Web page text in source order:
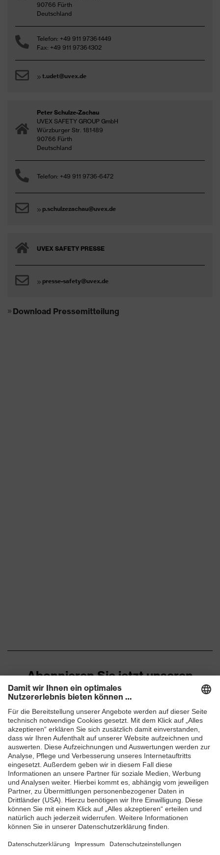
90766 Fürth
Deutschland
Telefon: +49 911 9736-1449
Fax: +49 911 9736-1302
t.udet@uvex.de
Peter Schulze-Zachau
UVEX SAFETY GROUP GmbH
Würzburger Str. 181-189
90766 Fürth
Deutschland
Telefon: +49 911 9736-6472
p.schulzezachau@uvex.de
UVEX SAFETY PRESSE
presse-safety@uvex.de
Download Pressemitteilung
Abonnieren Sie jetzt unseren
Newsletter
ZUM NEWSLETTER ANMELDEN